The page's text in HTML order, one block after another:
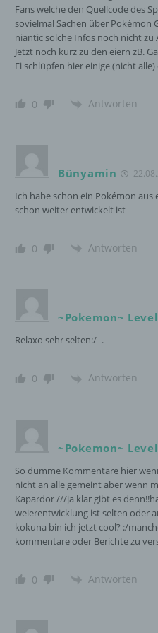
Fans welche den Quellcode des
sovielmal Sachen über Pokémon
niantic solche Infos noch nicht zu
Jetzt noch kurz zu den eiern zB.
Ei schlüpfen hier einige (nicht alle)
0 Antworten
Bünyamin
Ich habe schon ein Pokémon aus
schon weiter entwickelt ist
0 Antworten
~Pokemon~
Relaxo sehr selten:/ -.-
0 Antworten
~Pokemon~
So dumme Kommentare hier
nicht an alle gemeint aber wenn
Kapardor ///ja klar gibt es
weierentwicklung ist selten oder
kokuna bin ich jetzt cool? :/
kommentare oder Berichte zu
0 Antworten
k) Einwilligung
informierter Weise
die betroffene
sie mit der
ist.
Grundverordnung,
Datenschutzgesetze und
18069 Lambrechtshagen
DE
Cookies / SessionStorage /
SessionStorage. Dies